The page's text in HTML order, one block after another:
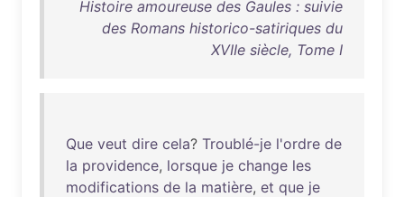
Histoire amoureuse des Gaules : suivie
des Romans historico-satiriques du
XVIIe siècle, Tome I
Que veut dire cela? Troublé-je l'ordre de
la providence, lorsque je change les
modifications de la matière, et que je